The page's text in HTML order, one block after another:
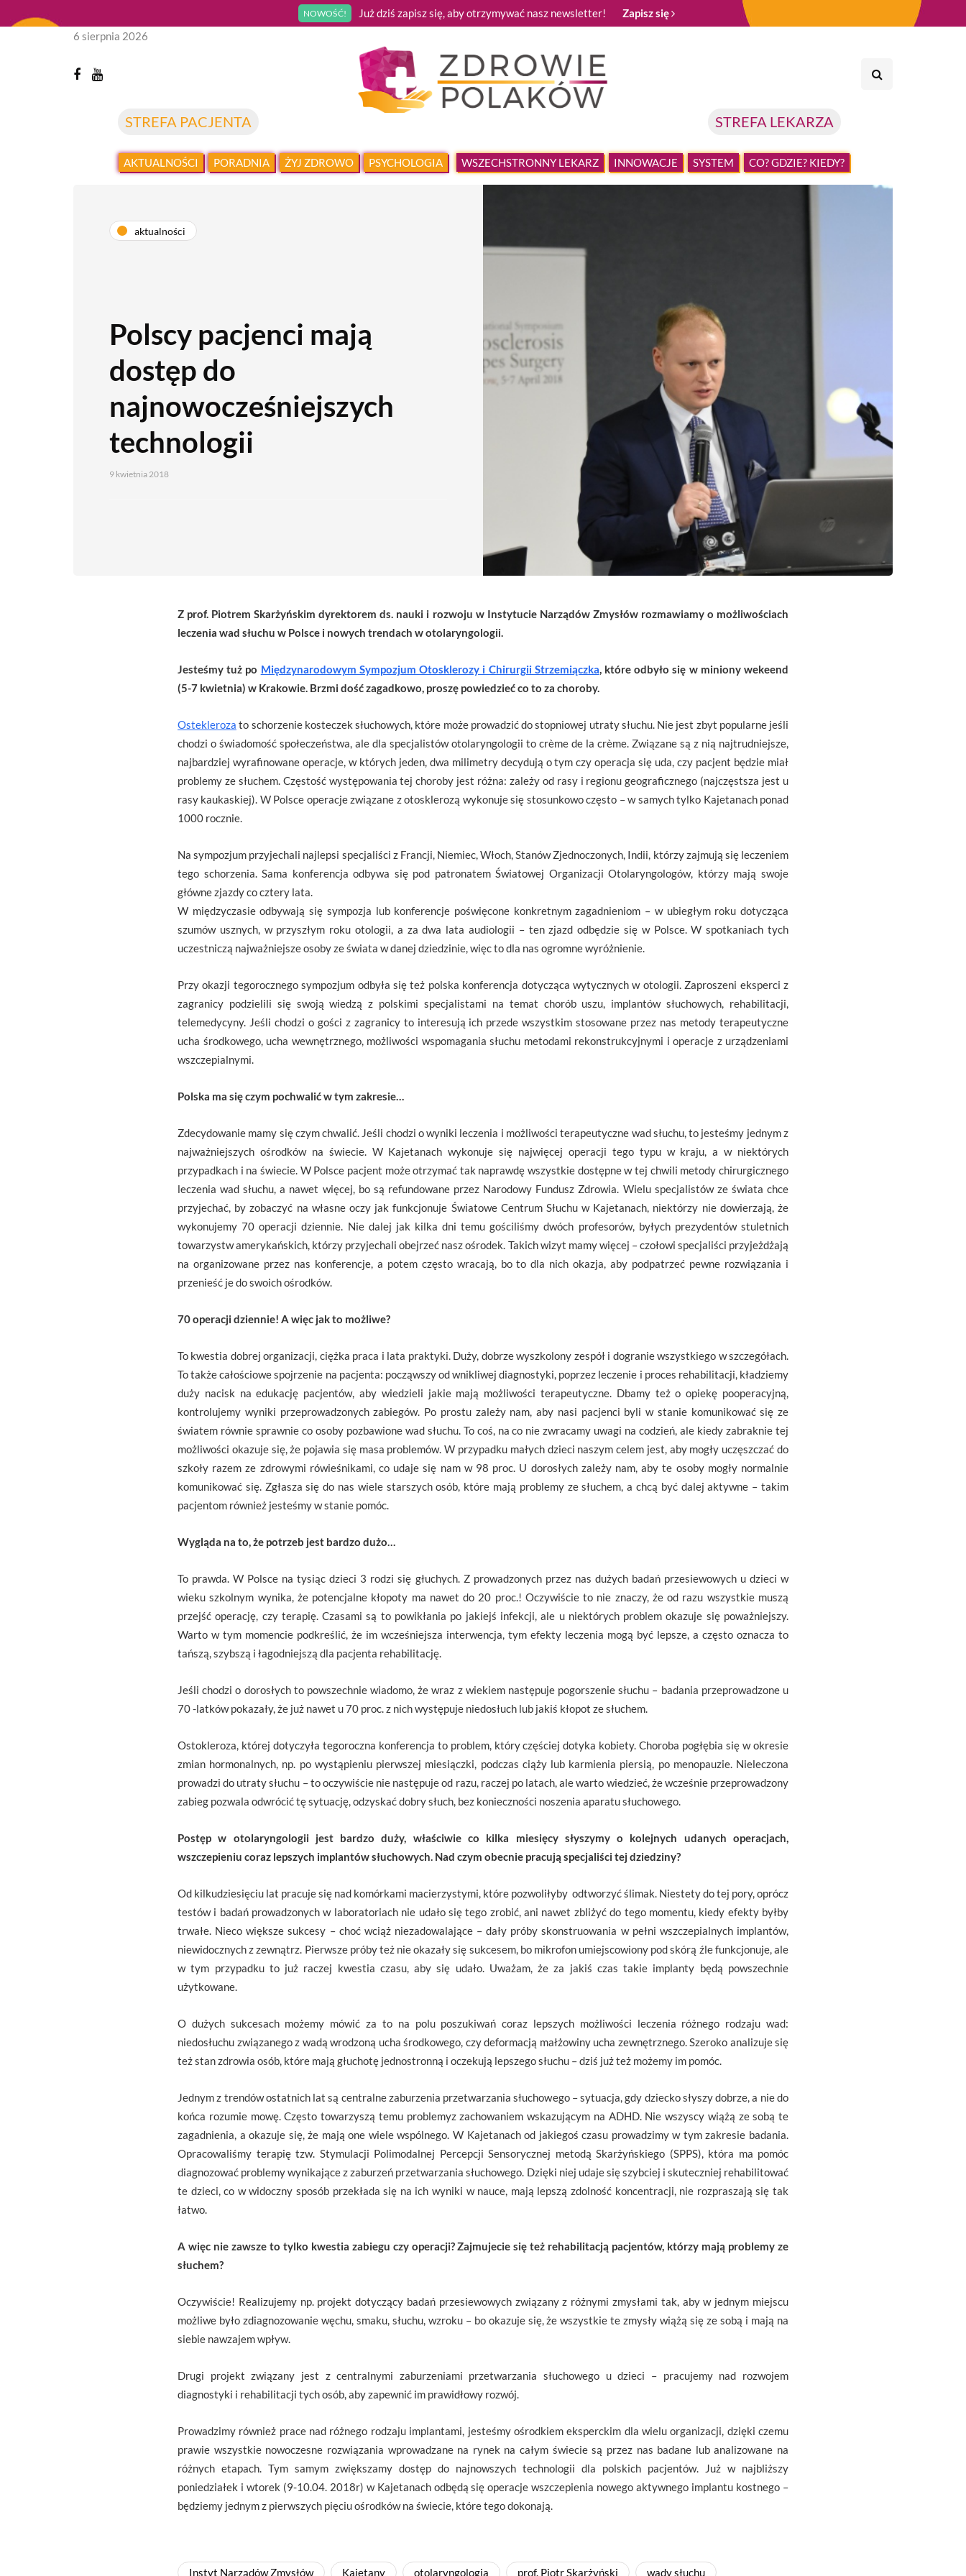
NOWOŚĆ! Już dziś zapisz się, aby otrzymywać nasz newsletter! Zapisz się
STREFA PACJENTA STREFA LEKARZA
6 sierpnia 2026
AKTUALNOŚCI PORADNIA ŻYJ ZDROWO PSYCHOLOGIA WSZECHSTRONNY LEKARZ INNOWACJE SYSTEM CO? GDZIE? KIEDY?
aktualności
Polscy pacjenci mają
dostęp do
najnowocześniejszych
technologii
9 kwietnia 2018
Z prof. Piotrem Skarżyńskim dyrektorem ds. nauki i rozwoju w Instytucie Narządów Zmysłów rozmawiamy o możliwościach
leczenia wad słuchu w Polsce i nowych trendach w otolaryngologii.
Jesteśmy tuż po Międzynarodowym Sympozjum Otosklerozy i Chirurgii Strzemiączka, które odbyło się w miniony wekeend
(5-7 kwietnia) w Krakowie. Brzmi dość zagadkowo, proszę powiedzieć co to za choroby.
Ostekleroza to schorzenie kosteczek słuchowych, które może prowadzić do stopniowej utraty słuchu. Nie jest zbyt popularne jeśli
chodzi o świadomość społeczeństwa, ale dla specjalistów otolaryngologii to crème de la crème. Związane są z nią najtrudniejsze,
najbardziej wyrafinowane operacje, w których jeden, dwa milimetry decydują o tym czy operacja się uda, czy pacjent będzie miał
problemy ze słuchem. Częstość występowania tej choroby jest różna: zależy od rasy i regionu geograficznego (najczęstsza jest u
rasy kaukaskiej). W Polsce operacje związane z otosklerozą wykonuje się stosunkowo często – w samych tylko Kajetanach ponad
1000 rocznie.
Na sympozjum przyjechali najlepsi specjaliści z Francji, Niemiec, Włoch, Stanów Zjednoczonych, Indii, którzy zajmują się leczeniem
tego schorzenia. Sama konferencja odbywa się pod patronatem Światowej Organizacji Otolaryngologów, którzy mają swoje
główne zjazdy co cztery lata.
W międzyczasie odbywają się sympozja lub konferencje poświęcone konkretnym zagadnieniom – w ubiegłym roku dotycząca
szumów usznych, w przyszłym roku otologii, a za dwa lata audiologii – ten zjazd odbędzie się w Polsce. W spotkaniach tych
uczestniczą najważniejsze osoby ze świata w danej dziedzinie, więc to dla nas ogromne wyróżnienie.
Przy okazji tegorocznego sympozjum odbyła się też polska konferencja dotycząca wytycznych w otologii. Zaproszeni eksperci z
zagranicy podzielili się swoją wiedzą z polskimi specjalistami na temat chorób uszu, implantów słuchowych, rehabilitacji,
telemedycyny. Jeśli chodzi o gości z zagranicy to interesują ich przede wszystkim stosowane przez nas metody terapeutyczne
ucha środkowego, ucha wewnętrznego, możliwości wspomagania słuchu metodami rekonstrukcyjnymi i operacje z urządzeniami
wszczepialnymi.
Polska ma się czym pochwalić w tym zakresie…
Zdecydowanie mamy się czym chwalić. Jeśli chodzi o wyniki leczenia i możliwości terapeutyczne wad słuchu, to jesteśmy jednym z
najważniejszych ośrodków na świecie. W Kajetanach wykonuje się najwięcej operacji tego typu w kraju, a w niektórych
przypadkach i na świecie. W Polsce pacjent może otrzymać tak naprawdę wszystkie dostępne w tej chwili metody chirurgicznego
leczenia wad słuchu, a nawet więcej, bo są refundowane przez Narodowy Fundusz Zdrowia. Wielu specjalistów ze świata chce
przyjechać, by zobaczyć na własne oczy jak funkcjonuje Światowe Centrum Słuchu w Kajetanach, niektórzy nie dowierzają, że
wykonujemy 70 operacji dziennie. Nie dalej jak kilka dni temu gościliśmy dwóch profesorów, byłych prezydentów stuletnich
towarzystw amerykańskich, którzy przyjechali obejrzeć nasz ośrodek. Takich wizyt mamy więcej – czołowi specjaliści przyjeżdżają
na organizowane przez nas konferencje, a potem często wracają, bo to dla nich okazja, aby podpatrzeć pewne rozwiązania i
przenieść je do swoich ośrodków.
70 operacji dziennie! A więc jak to możliwe?
To kwestia dobrej organizacji, ciężka praca i lata praktyki. Duży, dobrze wyszkolony zespół i dogranie wszystkiego w szczegółach.
To także całościowe spojrzenie na pacjenta: począwszy od wnikliwej diagnostyki, poprzez leczenie i proces rehabilitacji, kładziemy
duży nacisk na edukację pacjentów, aby wiedzieli jakie mają możliwości terapeutyczne. Dbamy też o opiekę pooperacyjną,
kontrolujemy wyniki przeprowadzonych zabiegów. Po prostu zależy nam, aby nasi pacjenci byli w stanie komunikować się ze
światem równie sprawnie co osoby pozbawione wad słuchu. To coś, na co nie zwracamy uwagi na codzień, ale kiedy zabraknie tej
możliwości okazuje się, że pojawia się masa problemów. W przypadku małych dzieci naszym celem jest, aby mogły uczęszczać do
szkoły razem ze zdrowymi rówieśnikami, co udaje się nam w 98 proc. U dorosłych zależy nam, aby te osoby mogły normalnie
komunikować się. Zgłasza się do nas wiele starszych osób, które mają problemy ze słuchem, a chcą być dalej aktywne – takim
pacjentom również jesteśmy w stanie pomóc.
Wygląda na to, że potrzeb jest bardzo dużo…
To prawda. W Polsce na tysiąc dzieci 3 rodzi się głuchych. Z prowadzonych przez nas dużych badań przesiewowych u dzieci w
wieku szkolnym wynika, że potencjalne kłopoty ma nawet do 20 proc.! Oczywiście to nie znaczy, że od razu wszystkie muszą
przejść operację, czy terapię. Czasami są to powikłania po jakiejś infekcji, ale u niektórych problem okazuje się poważniejszy.
Warto w tym momencie podkreślić, że im wcześniejsza interwencja, tym efekty leczenia mogą być lepsze, a często oznacza to
tańszą, szybszą i łagodniejszą dla pacjenta rehabilitację.
Jeśli chodzi o dorosłych to powszechnie wiadomo, że wraz z wiekiem następuje pogorszenie słuchu – badania przeprowadzone u
70 -latków pokazały, że już nawet u 70 proc. z nich występuje niedosłuch lub jakiś kłopot ze słuchem.
Ostokleroza, której dotyczyła tegoroczna konferencja to problem, który częściej dotyka kobiety. Choroba pogłębia się w okresie
zmian hormonalnych, np. po wystąpieniu pierwszej miesiączki, podczas ciąży lub karmienia piersią, po menopauzie. Nieleczona
prowadzi do utraty słuchu – to oczywiście nie następuje od razu, raczej po latach, ale warto wiedzieć, że wcześnie przeprowadzony
zabieg pozwala odwrócić tę sytuację, odzyskać dobry słuch, bez konieczności noszenia aparatu słuchowego.
Postęp w otolaryngologii jest bardzo duży, właściwie co kilka miesięcy słyszymy o kolejnych udanych operacjach,
wszczepieniu coraz lepszych implantów słuchowych. Nad czym obecnie pracują specjaliści tej dziedziny?
Od kilkudziesięciu lat pracuje się nad komórkami macierzystymi, które pozwoliłyby odtworzyć ślimak. Niestety do tej pory, oprócz
testów i badań prowadzonych w laboratoriach nie udało się tego zrobić, ani nawet zbliżyć do tego momentu, kiedy efekty byłby
trwałe. Nieco większe sukcesy – choć wciąż niezadowalające – dały próby skonstruowania w pełni wszczepialnych implantów,
niewidocznych z zewnątrz. Pierwsze próby też nie okazały się sukcesem, bo mikrofon umiejscowiony pod skórą źle funkcjonuje, ale
w tym przypadku to już raczej kwestia czasu, aby się udało. Uważam, że za jakiś czas takie implanty będą powszechnie
użytkowane.
O dużych sukcesach możemy mówić za to na polu poszukiwań coraz lepszych możliwości leczenia różnego rodzaju wad:
niedosłuchu związanego z wadą wrodzoną ucha środkowego, czy deformacją małżowiny ucha zewnętrznego. Szeroko analizuje się
też stan zdrowia osób, które mają głuchotę jednostronną i oczekują lepszego słuchu – dziś już też możemy im pomóc.
Jednym z trendów ostatnich lat są centralne zaburzenia przetwarzania słuchowego – sytuacja, gdy dziecko słyszy dobrze, a nie do
końca rozumie mowę. Często towarzyszą temu problemyz zachowaniem wskazującym na ADHD. Nie wszyscy wiążą ze sobą te
zagadnienia, a okazuje się, że mają one wiele wspólnego. W Kajetanach od jakiegoś czasu prowadzimy w tym zakresie badania.
Opracowaliśmy terapię tzw. Stymulacji Polimodalnej Percepcji Sensorycznej metodą Skarżyńskiego (SPPS), która ma pomóc
diagnozować problemy wynikające z zaburzeń przetwarzania słuchowego. Dzięki niej udaje się szybciej i skuteczniej rehabilitować
te dzieci, co w widoczny sposób przekłada się na ich wyniki w nauce, mają lepszą zdolność koncentracji, nie rozpraszają się tak
łatwo.
A więc nie zawsze to tylko kwestia zabiegu czy operacji? Zajmujecie się też rehabilitacją pacjentów, którzy mają problemy ze
słuchem?
Oczywiście! Realizujemy np. projekt dotyczący badań przesiewowych związany z różnymi zmysłami tak, aby w jednym miejscu
możliwe było zdiagnozowanie węchu, smaku, słuchu, wzroku – bo okazuje się, że wszystkie te zmysły wiążą się ze sobą i mają na
siebie nawzajem wpływ.
Drugi projekt związany jest z centralnymi zaburzeniami przetwarzania słuchowego u dzieci – pracujemy nad rozwojem
diagnostyki i rehabilitacji tych osób, aby zapewnić im prawidłowy rozwój.
Prowadzimy również prace nad różnego rodzaju implantami, jesteśmy ośrodkiem eksperckim dla wielu organizacji, dzięki czemu
prawie wszystkie nowoczesne rozwiązania wprowadzane na rynek na całym świecie są przez nas badane lub analizowane na
różnych etapach. Tym samym zwiększamy dostęp do najnowszych technologii dla polskich pacjentów. Już w najbliższy
poniedziałek i wtorek (9-10.04. 2018r) w Kajetanach odbędą się operacje wszczepienia nowego aktywnego implantu kostnego –
będziemy jednym z pierwszych pięciu ośrodków na świecie, które tego dokonają.
Instyt Narządów Zmysłów Kajetany otolaryngologia prof. Piotr Skarżyński wady słuchu